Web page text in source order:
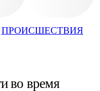
ПРОИСШЕСТВИЯ
во время